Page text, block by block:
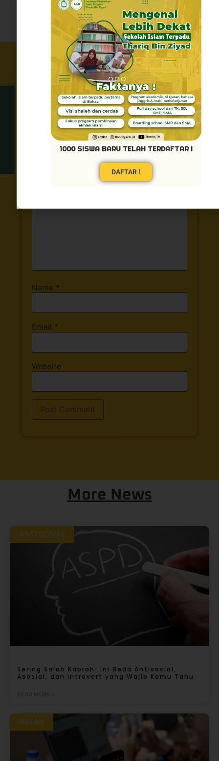
Leave a Reply
Your email address will not be published.
Required fields are marked*
Name *
Email *
Website
More News
ANTI SOSIAL
Sering Salah Kaprah! Ini Beda Antisosial,
Asosial, dan Introvert yang Wajib Kamu Tahu
READ MORE »
ASEAN
1000 SISWA BARU TELAH TERDAFTAR !
DAFTAR !